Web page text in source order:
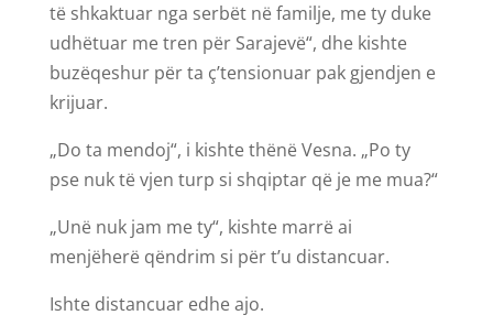
të shkaktuar nga serbët në familje, me ty duke
udhëtuar me tren për Sarajevë“, dhe kishte
buzëqeshur për ta ç’tensionuar pak gjendjen e
krijuar.
„Do ta mendoj“, i kishte thënë Vesna. „Po ty
pse nuk të vjen turp si shqiptar që je me mua?“
„Unë nuk jam me ty“, kishte marrë ai
menjëherë qëndrim si për t’u distancuar.
Ishte distancuar edhe ajo.